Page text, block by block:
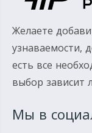
Желаете
узнаваемости,
есть все
выбор зависит
Мы в